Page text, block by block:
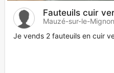
Fauteuils cuir
Mauzé-sur-le-Mignon
Je vends 2 fauteuils en cuir